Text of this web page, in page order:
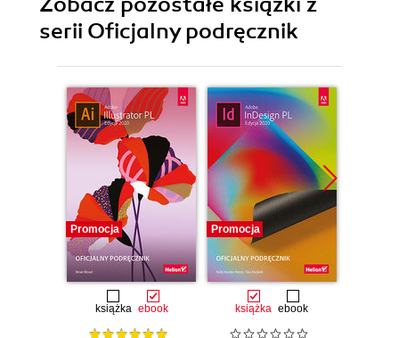
serii Oficjalny podręcznik
Promocja
książka ebook
Promocja
książka ebook